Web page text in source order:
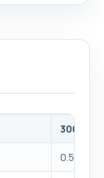
300, 500
0.5%